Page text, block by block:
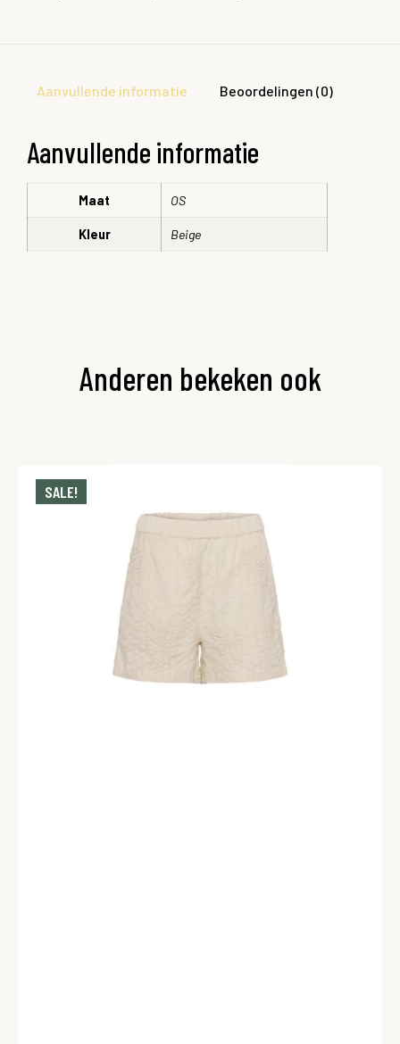
Aanvullende informatie Beoordelingen (0)
Aanvullende informatie
Maat OS
Kleur Beige
Anderen bekeken ook
SALE!